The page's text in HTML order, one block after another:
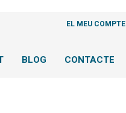
EL MEU COMPTE
BLOG CONTACTE